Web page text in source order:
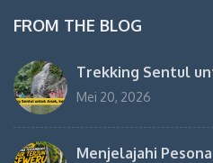
FROM THE BLOG
Trekking Sentul
Mei 20, 2026
Menjelajahi